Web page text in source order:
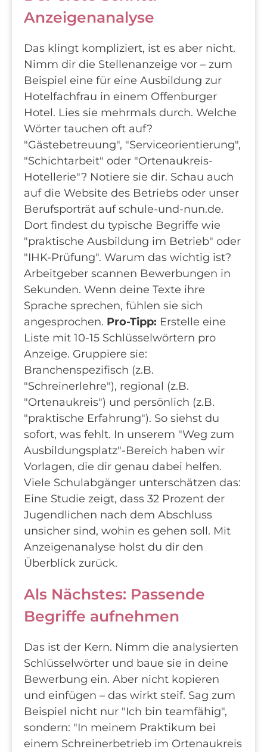
Anzeigenanalyse
Das klingt kompliziert, ist es aber nicht.
Nimm dir die Stellenanzeige vor – zum
Beispiel eine für eine Ausbildung zur
Hotelfachfrau in einem Offenburger
Hotel. Lies sie mehrmals durch. Welche
Wörter tauchen oft auf?
"Gästebetreuung", "Serviceorientierung",
"Schichtarbeit" oder "Ortenaukreis-
Hotellerie"? Notiere sie dir. Schau auch
auf die Website des Betriebs oder unser
Berufsporträt auf schule-und-nun.de.
Dort findest du typische Begriffe wie
"praktische Ausbildung im Betrieb" oder
"IHK-Prüfung". Warum das wichtig ist?
Arbeitgeber scannen Bewerbungen in
Sekunden. Wenn deine Texte ihre
Sprache sprechen, fühlen sie sich
angesprochen. Pro-Tipp: Erstelle eine
Liste mit 10-15 Schlüsselwörtern pro
Anzeige. Gruppiere sie:
Branchenspezifisch (z.B.
"Schreinerlehre"), regional (z.B.
"Ortenaukreis") und persönlich (z.B.
"praktische Erfahrung"). So siehst du
sofort, was fehlt. In unserem "Weg zum
Ausbildungsplatz"-Bereich haben wir
Vorlagen, die dir genau dabei helfen.
Viele Schulabgänger unterschätzen das:
Eine Studie zeigt, dass 32 Prozent der
Jugendlichen nach dem Abschluss
unsicher sind, wohin es gehen soll. Mit
Anzeigenanalyse holst du dir den
Überblick zurück.
Als Nächstes: Passende
Begriffe aufnehmen
Das ist der Kern. Nimm die analysierten
Schlüsselwörter und baue sie in deine
Bewerbung ein. Aber nicht kopieren
und einfügen – das wirkt steif. Sag zum
Beispiel nicht nur "Ich bin teamfähig",
sondern: "In meinem Praktikum bei
einem Schreinerbetrieb im Ortenaukreis